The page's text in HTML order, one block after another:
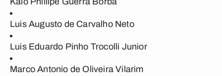
Luis Augusto de Carvalho Neto
Luis Eduardo Pinho Trocolli Junior
Marco Antonio de Oliveira Vilarim